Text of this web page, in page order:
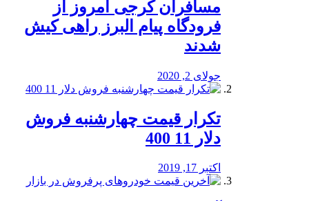
مسافران کرجی امروز از
فرودگاه پیام البرز راهی کیش
شدند
جولای 2, 2020
تکرار قیمت چهارشنبه فروش
دلار 11 400
اکتبر 17, 2019